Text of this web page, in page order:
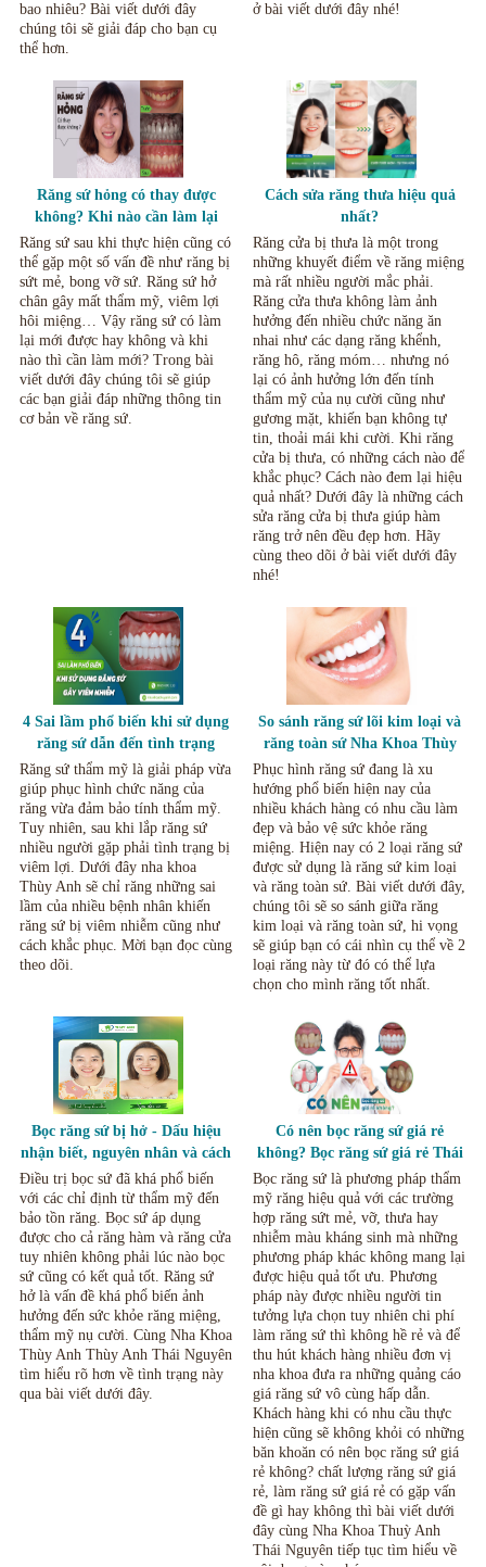
bao nhiêu? Bài viết dưới đây
chúng tôi sẽ giải đáp cho bạn cụ
thể hơn.
ở bài viết dưới đây nhé!
Răng sứ hỏng có thay được
không? Khi nào cần làm lại
răng sứ mới Thái Nguyên?
Răng sứ sau khi thực hiện cũng có
thể gặp một số vấn đề như răng bị
sứt mẻ, bong vỡ sứ. Răng sứ hở
chân gây mất thẩm mỹ, viêm lợi
hôi miệng… Vậy răng sứ có làm
lại mới được hay không và khi
nào thì cần làm mới? Trong bài
viết dưới đây chúng tôi sẽ giúp
các bạn giải đáp những thông tin
cơ bản về răng sứ.
Cách sửa răng thưa hiệu quả
nhất?
Răng cửa bị thưa là một trong
những khuyết điểm về răng miệng
mà rất nhiều người mắc phải.
Răng cửa thưa không làm ảnh
hưởng đến nhiều chức năng ăn
nhai như các dạng răng khểnh,
răng hô, răng móm… nhưng nó
lại có ảnh hưởng lớn đến tính
thẩm mỹ của nụ cười cũng như
gương mặt, khiến bạn không tự
tin, thoải mái khi cười. Khi răng
cửa bị thưa, có những cách nào để
khắc phục? Cách nào đem lại hiệu
quả nhất? Dưới đây là những cách
sửa răng cửa bị thưa giúp hàm
răng trở nên đều đẹp hơn. Hãy
cùng theo dõi ở bài viết dưới đây
nhé!
4 Sai lầm phổ biến khi sử dụng
răng sứ dẫn đến tình trạng
viêm nhiễm
Răng sứ thẩm mỹ là giải pháp vừa
giúp phục hình chức năng của
răng vừa đảm bảo tính thẩm mỹ.
Tuy nhiên, sau khi lắp răng sứ
nhiều người gặp phải tình trạng bị
viêm lợi. Dưới đây nha khoa
Thùy Anh sẽ chỉ răng những sai
lầm của nhiều bệnh nhân khiến
răng sứ bị viêm nhiễm cũng như
cách khắc phục. Mời bạn đọc cùng
theo dõi.
So sánh răng sứ lõi kim loại và
răng toàn sứ Nha Khoa Thùy
Anh Thái Nguyên
Phục hình răng sứ đang là xu
hướng phổ biến hiện nay của
nhiều khách hàng có nhu cầu làm
đẹp và bảo vệ sức khỏe răng
miệng. Hiện nay có 2 loại răng sứ
được sử dụng là răng sứ kim loại
và răng toàn sứ. Bài viết dưới đây,
chúng tôi sẽ so sánh giữa răng
kim loại và răng toàn sứ, hi vọng
sẽ giúp bạn có cái nhìn cụ thể về 2
loại răng này từ đó có thể lựa
chọn cho mình răng tốt nhất.
Bọc răng sứ bị hở - Dấu hiệu
nhận biết, nguyên nhân và cách
khắc phục Nha Khoa Thùy Anh
Thái Nguyên
Điều trị bọc sứ đã khá phổ biến
với các chỉ định từ thẩm mỹ đến
bảo tồn răng. Bọc sứ áp dụng
được cho cả răng hàm và răng cửa
tuy nhiên không phải lúc nào bọc
sứ cũng có kết quả tốt. Răng sứ
hở là vấn đề khá phổ biến ảnh
hưởng đến sức khỏe răng miệng,
thẩm mỹ nụ cười. Cùng Nha Khoa
Thùy Anh Thùy Anh Thái Nguyên
tìm hiểu rõ hơn về tình trạng này
qua bài viết dưới đây.
Có nên bọc răng sứ giá rẻ
không? Bọc răng sứ giá rẻ Thái
Nguyên
Bọc răng sứ là phương pháp thẩm
mỹ răng hiệu quả với các trường
hợp răng sứt mẻ, vỡ, thưa hay
nhiễm màu kháng sinh mà những
phương pháp khác không mang lại
được hiệu quả tốt ưu. Phương
pháp này được nhiều người tin
tưởng lựa chọn tuy nhiên chi phí
làm răng sứ thì không hề rẻ và để
thu hút khách hàng nhiều đơn vị
nha khoa đưa ra những quảng cáo
giá răng sứ vô cùng hấp dẫn.
Khách hàng khi có nhu cầu thực
hiện cũng sẽ không khỏi có những
băn khoăn có nên bọc răng sứ giá
rẻ không? chất lượng răng sứ giá
rẻ, làm răng sứ giá rẻ có gặp vấn
đề gì hay không thì bài viết dưới
đây cùng Nha Khoa Thuỳ Anh
Thái Nguyên tiếp tục tìm hiểu về